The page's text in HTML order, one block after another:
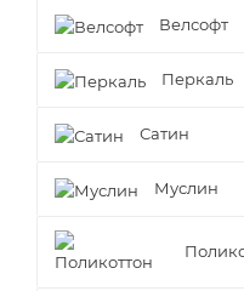
Велсофт
Перкаль
Сатин
Муслин